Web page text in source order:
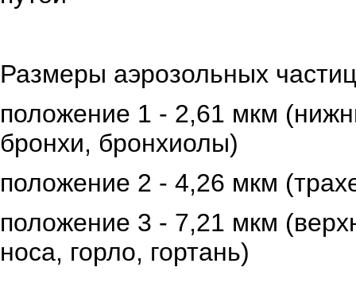
Размеры аэрозольных
положение 1 - 2,61 мкм
бронхи, бронхиолы)
положение 2 - 4,26 мкм
положение 3 - 7,21 мкм
носа, горло, гортань)